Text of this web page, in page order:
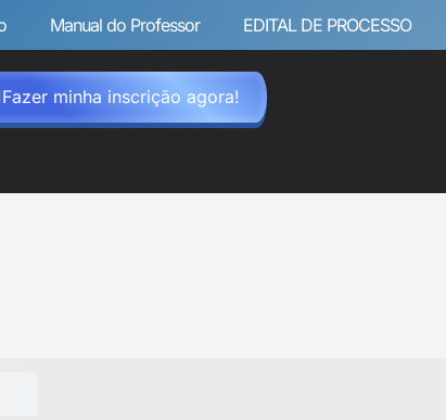
Manual do Professor EDITAL DE PROCESSO
Fazer minha inscrição agora!